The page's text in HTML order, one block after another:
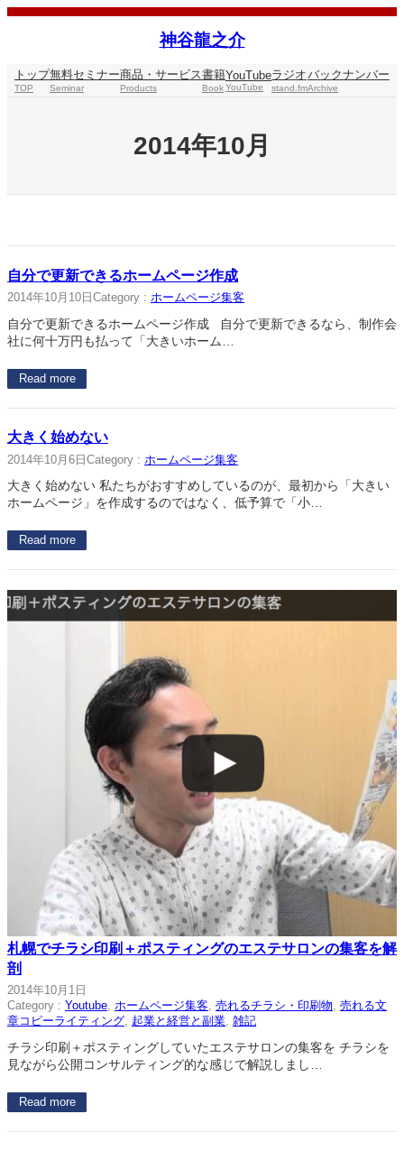
内
キ
神谷龍之介
トップ
TOP
無料セミナー
Seminar
商品・サービス
Products
書籍
Book
YouTube
YouTube
ラジオ
stand.fm
バックナンバー
Archive
2014年10月
自分で更新できるホームページ作成
2014年10月10日 Category : ホームページ集客
自分で更新できるホームページ作成 自分で更新できるなら、制作会
社に何十万円も払って「大きいホーム…
Read more
大きく始めない
2014年10月6日 Category : ホームページ集客
大きく始めない 私たちがおすすめしているのが、最初から「大きい
ホームページ」を作成するのではなく、低予算で「小…
Read more
札幌でチラシ印刷＋ポスティングのエステサロンの集客を解
剖
2014年10月1日
Category : Youtube, ホームページ集客, 売れるチラシ・印刷物, 売れる文
章コピーライティング, 起業と経営と副業, 雑記
チラシ印刷＋ポスティングしていたエステサロンの集客を チラシを
見ながら公開コンサルティング的な感じで解説しまし…
Read more